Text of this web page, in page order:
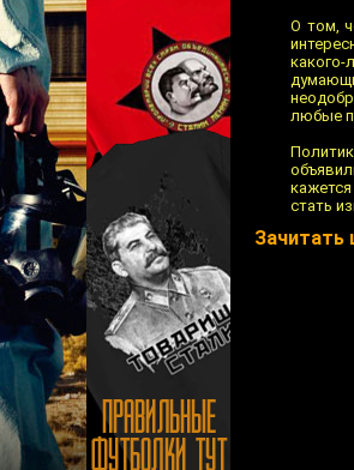
О том,
какого-
любые
стать
Зачитать